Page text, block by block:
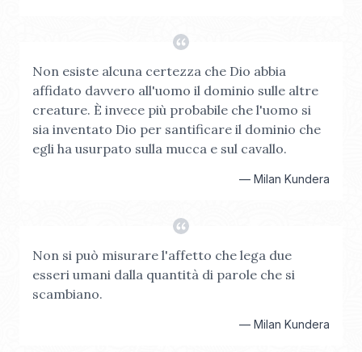
Non esiste alcuna certezza che Dio abbia
affidato davvero all'uomo il dominio sulle altre
creature. È invece più probabile che l'uomo si
sia inventato Dio per santificare il dominio che
egli ha usurpato sulla mucca e sul cavallo.
— Milan Kundera
Non si può misurare l'affetto che lega due
esseri umani dalla quantità di parole che si
scambiano.
— Milan Kundera